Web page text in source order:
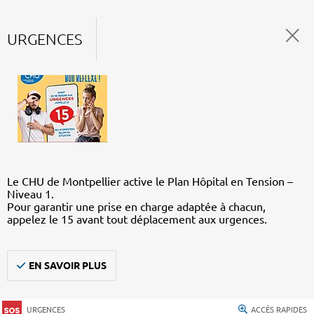
URGENCES
Le CHU de Montpellier active le Plan Hôpital en Tension –
Niveau 1.
Pour garantir une prise en charge adaptée à chacun,
appelez le 15 avant tout déplacement aux urgences.
EN SAVOIR PLUS
URGENCES ACCÈS RAPIDES